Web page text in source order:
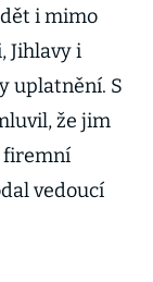
i mimo
Jihlavy i
uplatnění. S
že jim
firemní
vedoucí